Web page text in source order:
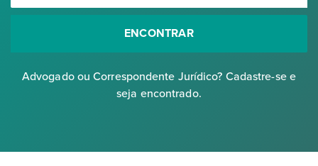
ENCONTRAR
Advogado ou Correspondente Jurídico? Cadastre-se e
seja encontrado.